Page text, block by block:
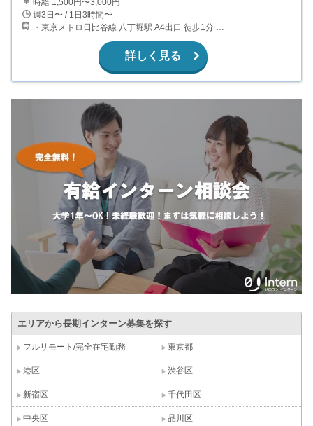
時給 1,500円〜3,000円
週3日〜 / 1日3時間〜
・東京メトロ日比谷線 八丁堀駅 A4出口 徒歩1分 ・JR京葉線 八丁堀駅 B1出口 徒歩3分 ・東京メトロ東西線・日比谷線 茅場町駅 1番出口 徒歩4分
詳しく見る
エリアから長期インターン募集を探す
フルリモート/完全在宅勤務 東京都
港区 渋谷区
新宿区 千代田区
中央区 品川区